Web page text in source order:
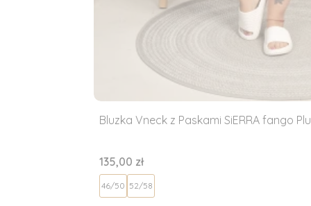
Bluzka Vneck z Paskami SiERRA fango
Cena
135,00 zł
46/50 52/58